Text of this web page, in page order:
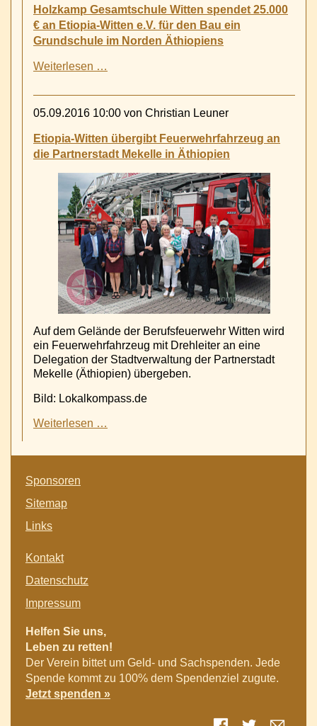
Witten
Street
-
Holzkamp Gesamtschule Witten spendet 25.000
€ an Etiopia-Witten e.V. für den Bau ein
Grundschule im Norden Äthiopiens
Weiterlesen …
Witten
spendet
€
an
Witten
e.V.
für
den
Bau
ein
Grundschule
im
Norden
Äthiopiens
05.09.2016 10:00 von Christian Leuner
Etiopia-Witten übergibt Feuerwehrfahrzeug an
die Partnerstadt Mekelle in Äthiopien
Auf dem Gelände der Berufsfeuerwehr Witten wird
ein Feuerwehrfahrzeug mit Drehleiter an eine
Delegation der Stadtverwaltung der Partnerstadt
Mekelle (Äthiopien) übergeben.
Bild: Lokalkompass.de
Weiterlesen …
Navigation
überspringen
Sponsoren
Sitemap
Links
Navigation
überspringen
Kontakt
Datenschutz
Impressum
Helfen Sie uns,
Leben zu retten!
Der Verein bittet um Geld- und Sachspenden. Jede
Spende kommt zu 100% dem Spendenziel zugute.
Jetzt spenden »